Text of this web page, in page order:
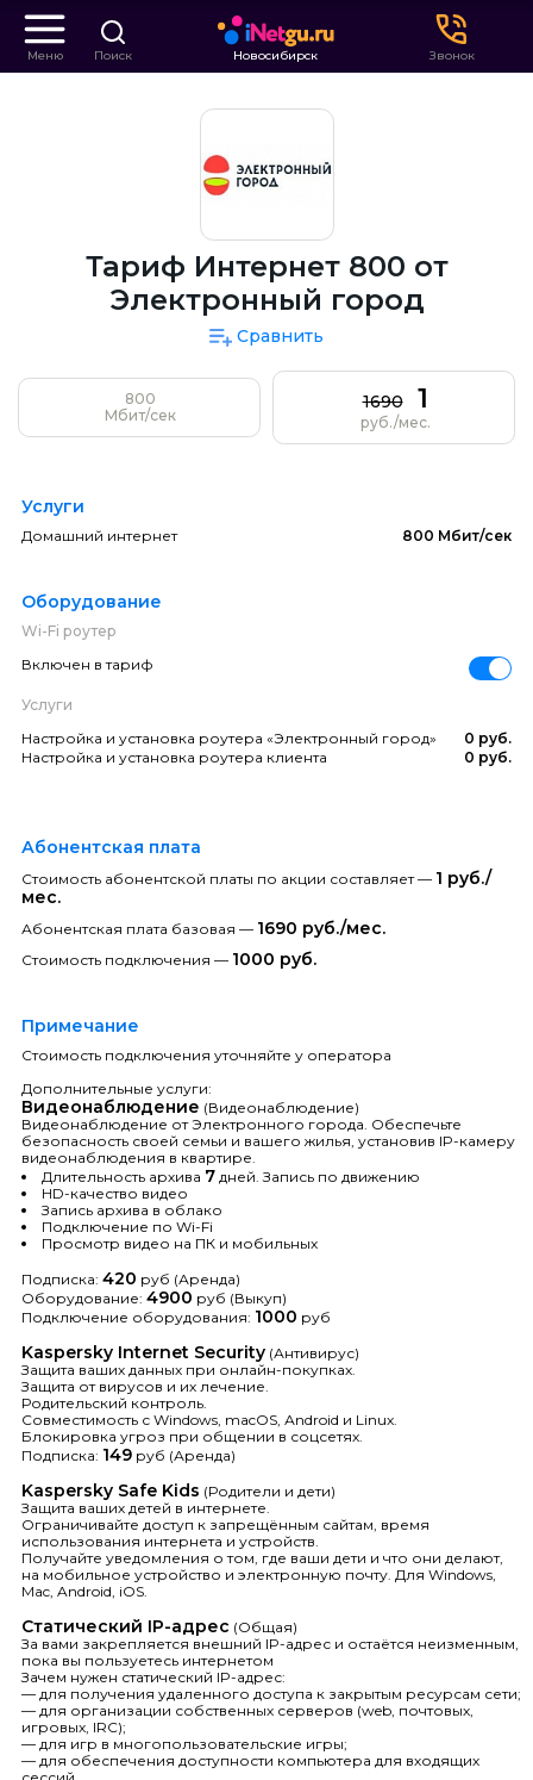
Меню Поиск Новосибирск Звонок
Тариф Интернет 800 от
Электронный город
Сравнить
800
Мбит/сек
1690 1
руб./мес.
Услуги
Домашний интернет 800 Мбит/сек
Оборудование
Wi-Fi роутер
Включен в тариф
Услуги
Настройка и установка роутера «Электронный город»
0 руб.
Настройка и установка роутера клиента
0 руб.
Абонентская плата
Стоимость абонентской платы по акции составляет — 1 руб./
мес.
Абонентская плата базовая — 1690 руб./мес.
Стоимость подключения — 1000 руб.
Примечание
Стоимость подключения уточняйте у оператора
Дополнительные услуги:
Видеонаблюдение (Видеонаблюдение)
Видеонаблюдение от Электронного города. Обеспечьте
безопасность своей семьи и вашего жилья, установив IP-камеру
видеонаблюдения в квартире.
Длительность архива 7 дней. Запись по движению
HD-качество видео
Запись архива в облако
Подключение по Wi-Fi
Просмотр видео на ПК и мобильных
Подписка: 420 руб (Аренда)
Оборудование: 4900 руб (Выкуп)
Подключение оборудования: 1000 руб
Kaspersky Internet Security (Антивирус)
Защита ваших данных при онлайн-покупках.
Защита от вирусов и их лечение.
Родительский контроль.
Совместимость с Windows, macOS, Аndroid и Linux.
Блокировка угроз при общении в соцсетях.
Подписка: 149 руб (Аренда)
Kaspersky Safe Kids (Родители и дети)
Защита ваших детей в интернете.
Ограничивайте доступ к запрещённым сайтам, время
использования интернета и устройств.
Получайте уведомления о том, где ваши дети и что они делают,
на мобильное устройство и электронную почту. Для Windows,
Mac, Android, iOS.
Статический IP-адрес (Общая)
За вами закрепляется внешний IP-адрес и остаётся неизменным,
пока вы пользуетесь интернетом
Зачем нужен статический IP-адрес:
— для получения удаленного доступа к закрытым ресурсам сети;
— для организации собственных серверов (web, почтовых,
игровых, IRC);
— для игр в многопользовательские игры;
— для обеспечения доступности компьютера для входящих